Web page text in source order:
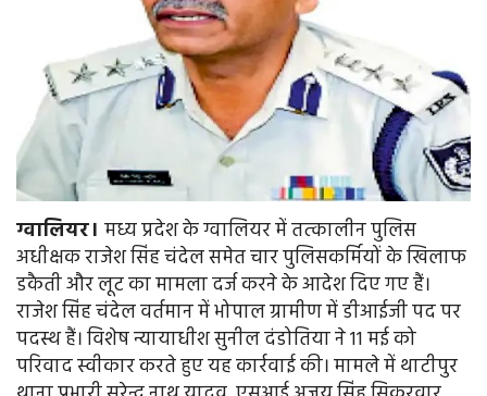
ग्वालियर। मध्य प्रदेश के ग्वालियर में तत्कालीन पुलिस
अधीक्षक राजेश सिंह चंदेल समेत चार पुलिसकर्मियों के खिलाफ
डकैती और लूट का मामला दर्ज करने के आदेश दिए गए हैं।
राजेश सिंह चंदेल वर्तमान में भोपाल ग्रामीण में डीआईजी पद पर
पदस्थ हैं। विशेष न्यायाधीश सुनील दंडोतिया ने 11 मई को
परिवाद स्वीकार करते हुए यह कार्रवाई की। मामले में थाटीपुर